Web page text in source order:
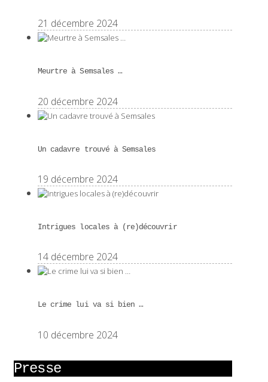
21 décembre 2024
Meurtre à Semsales …
20 décembre 2024
Un cadavre trouvé à Semsales
19 décembre 2024
Intrigues locales à (re)découvrir
14 décembre 2024
Le crime lui va si bien …
10 décembre 2024
Presse